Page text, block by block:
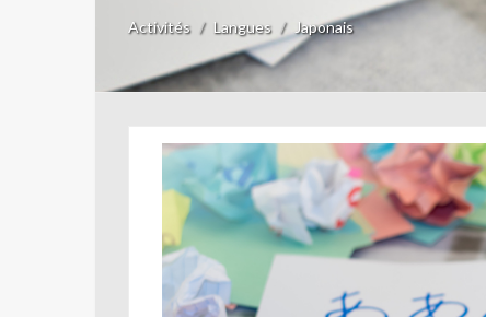
Activités Langues Japonais